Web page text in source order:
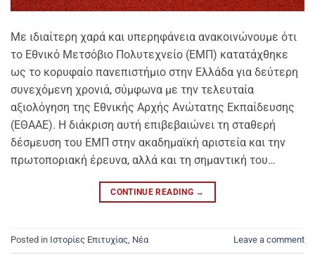
Με ιδιαίτερη χαρά και υπερηφάνεια ανακοινώνουμε ότι
το Εθνικό Μετσόβιο Πολυτεχνείο (ΕΜΠ) κατατάχθηκε
ως το κορυφαίο πανεπιστήμιο στην Ελλάδα για δεύτερη
συνεχόμενη χρονιά, σύμφωνα με την τελευταία
αξιολόγηση της Εθνικής Αρχής Ανώτατης Εκπαίδευσης
(ΕΘΑΑΕ). Η διάκριση αυτή επιβεβαιώνει τη σταθερή
δέσμευση του ΕΜΠ στην ακαδημαϊκή αριστεία και την
πρωτοποριακή έρευνα, αλλά και τη σημαντική του…
CONTINUE READING →
Posted in Ιστορίες Επιτυχίας, Νέα Leave a comment